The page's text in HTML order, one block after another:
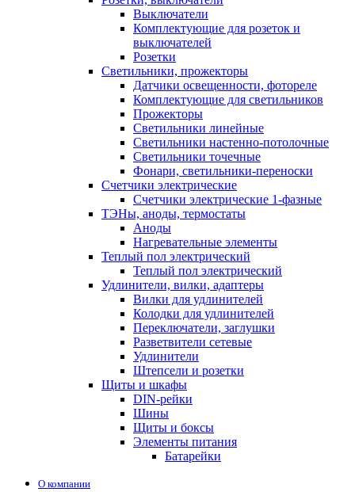
Выключатели
Комплектующие для розеток и
выключателей
Розетки
Светильники, прожекторы
Датчики освещенности, фотореле
Комплектующие для светильников
Прожекторы
Светильники линейные
Светильники настенно-потолочные
Светильники точечные
Фонари, светильники-переноски
Счетчики электрические
Счетчики электрические 1-фазные
ТЭНы, аноды, термостаты
Аноды
Нагревательные элементы
Теплый пол электрический
Теплый пол электрический
Удлинители, вилки, адаптеры
Вилки для удлинителей
Колодки для удлинителей
Переключатели, заглушки
Разветвители сетевые
Удлинители
Штепсели и розетки
Щиты и шкафы
DIN-рейки
Шины
Щиты и боксы
Элементы питания
Батарейки
О компании